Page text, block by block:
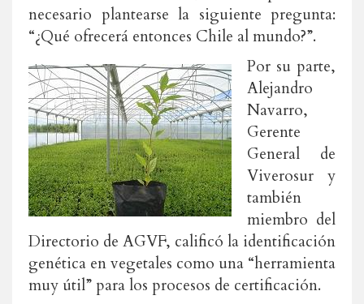
necesario plantearse la siguiente pregunta:
“¿Qué ofrecerá entonces Chile al mundo?”.
Por su parte,
Alejandro
Navarro,
Gerente
General de
Viverosur y
también
miembro del
Directorio de AGVF, calificó la identificación
genética en vegetales como una “herramienta
muy útil” para los procesos de certificación.